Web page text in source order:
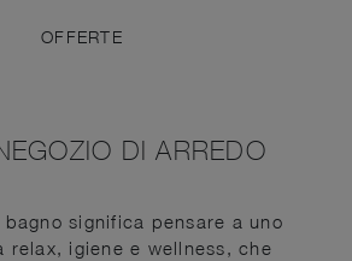
OFFERTE
DI ARREDO
significa pensare a uno
relax, igiene e wellness, che